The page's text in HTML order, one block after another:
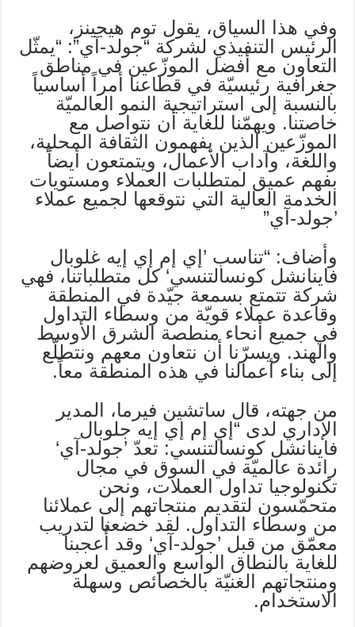
وفي هذا السياق، يقول توم هيجينز،
الرئيس التنفيذي لشركة “جولد-آي”: “يمثّل
التعاون مع أفضل الموزّعين في مناطق
جغرافية رئيسيّة في قطاعنا أمراً أساسياً
بالنسبة إلى استراتيجية النمو العالميّة
خاصتنا. ويهمّنا للغاية أن نتواصل مع
الموزّعين الذين يفهمون الثقافة المحلية،
واللغة، وآداب الأعمال، ويتمتعون أيضاً
بفهم عميق لمتطلبات العملاء ومستويات
الخدمة العالية التي نتوقعها لجميع عملاء
’جولد-آي”
وأضاف: “تناسب ’إي إم إي إيه غلوبال
فاينانشل كونسالتنسي‘ كل متطلباتنا، فهي
شركة تتمتع بسمعة جيّدة في المنطقة
وقاعدة عملاء قويّة من وسطاء التداول
في جميع أنحاء منطصة الشرق الأوسط
والهند. ويسرّنا أن نتعاون معهم ونتطلّع
إلى بناء أعمالنا في هذه المنطقة معاً.
من جهته، قال ساتشين فيرما، المدير
الإداري لدى “إي إم إي إيه جلوبال
فاينانشل كونسالتنسي: تعدّ ’جولد-آي‘
رائدة عالميّة في السوق في مجال
تكنولوجيا تداول العملات، ونحن
متحمّسون لتقديم منتجاتهم إلى عملائنا
من وسطاء التداول. لقد خضعنا لتدريب
معمّق من قبل ’جولد-آي‘ وقد أُعجبنا
للغاية بالنطاق الواسع والعميق لعروضهم
ومنتجاتهم الغنيّة بالخصائص وسهلة
الاستخدام.